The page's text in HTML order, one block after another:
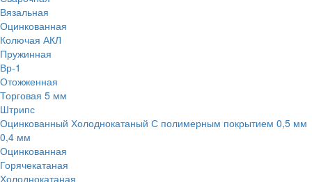
Вязальная
Оцинкованная
Колючая АКЛ
Пружинная
Вр-1
Отожженная
Торговая 5 мм
Штрипс
Оцинкованный Холоднокатаный С полимерным покрытием 0,5 мм
0,4 мм
Оцинкованная
Горячекатаная
Холоднокатаная